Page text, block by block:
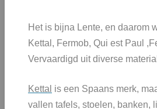
Het is bijna Lente, en daarom
Kettal, Fermob, Qui est Paul
Vervaardigd uit diverse
Kettal is een Spaans merk,
vallen tafels, stoelen, banken,